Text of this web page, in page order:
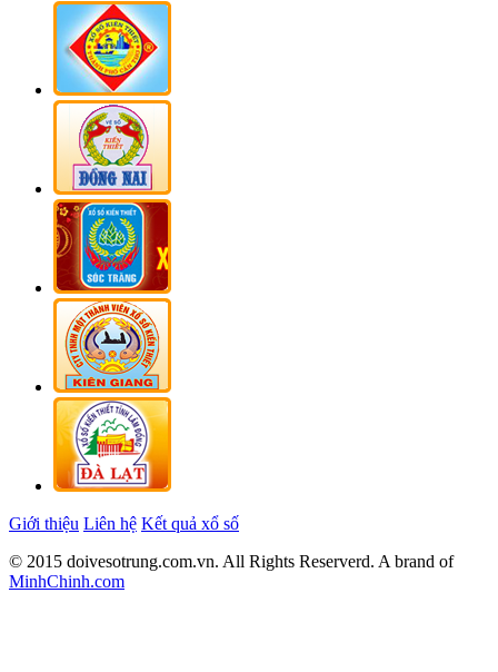
Giới thiệu Liên hệ Kết quả xổ số
© 2015 doivesotrung.com.vn. All Rights Reserverd. A brand of
MinhChinh.com